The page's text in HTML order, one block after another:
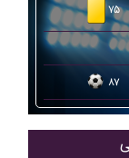
۷۵
۸۷